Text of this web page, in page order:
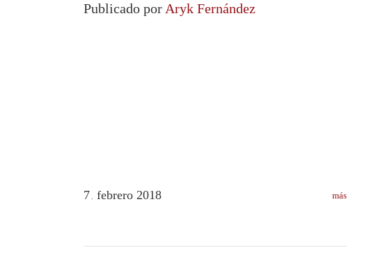
Publicado por Aryk Fernández
7 febrero 2018 más